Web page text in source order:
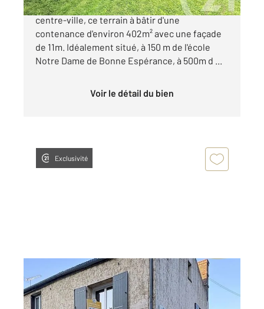
Venez découvrir à quelques minutes à pied du
centre-ville, ce terrain à bâtir d'une
contenance d'environ 402m² avec une façade
de 11m. Idéalement situé, à 150 m de l'école
Notre Dame de Bonne Espérance, à 500m d ...
Voir le détail du bien
Exclusivité
MONTIGNY SUR LOING 77
77,52 m2, 3 pièces
Ref : 24129